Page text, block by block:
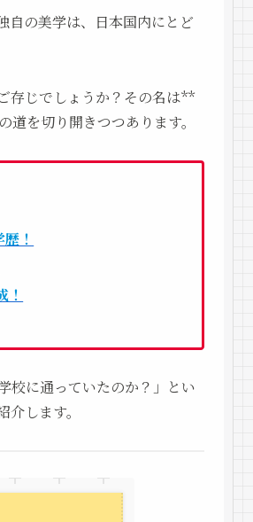
自の美学は、日本国内にとど
存じでしょうか？その名は**
を切り開きつつあります。
！
！
校に通っていたのか？」とい
します。